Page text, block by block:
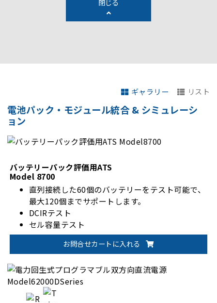
閉じる
ギャラリー リスト
電池パック・モジュール統合 & シミュレーシ
ョン
バッテリーパック評価用ATS
Model 8700
直列接続した60個のバッテリーをテスト可能で、
最大120個までサポートします。
DCIRテスト
セル容量テスト
お問合せカートに入れる